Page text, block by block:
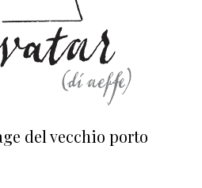
del vecchio porto